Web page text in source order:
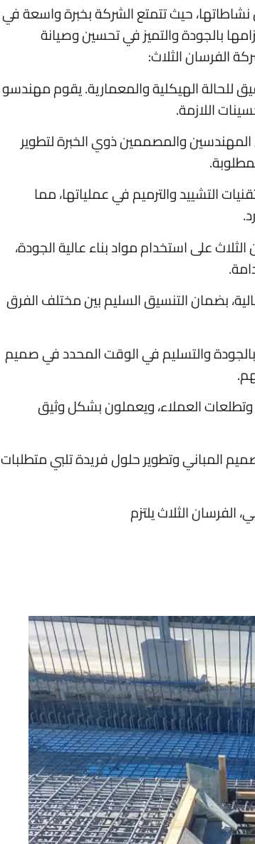
حيث تتمتع الشركة بخبرة واسعة في
بالجودة والتميز في تحسين وصيانة
الفرسان الثلاث:
للحالة الهيكلية والمعمارية. يقوم مهندسو
اللازمة.
والمصممين ذوي الخبرة لتطوير
التشييد والترميم في عملياتها، مما
على استخدام مواد بناء عالية الجودة،
بضمان التنسيق السليم بين مختلف الفرق
بالجودة والتسليم في الوقت المحدد في صميم
وتطلعات العملاء، ويعملون بشكل وثيق
المباني وتطوير حلول فريدة تلبي متطلبات